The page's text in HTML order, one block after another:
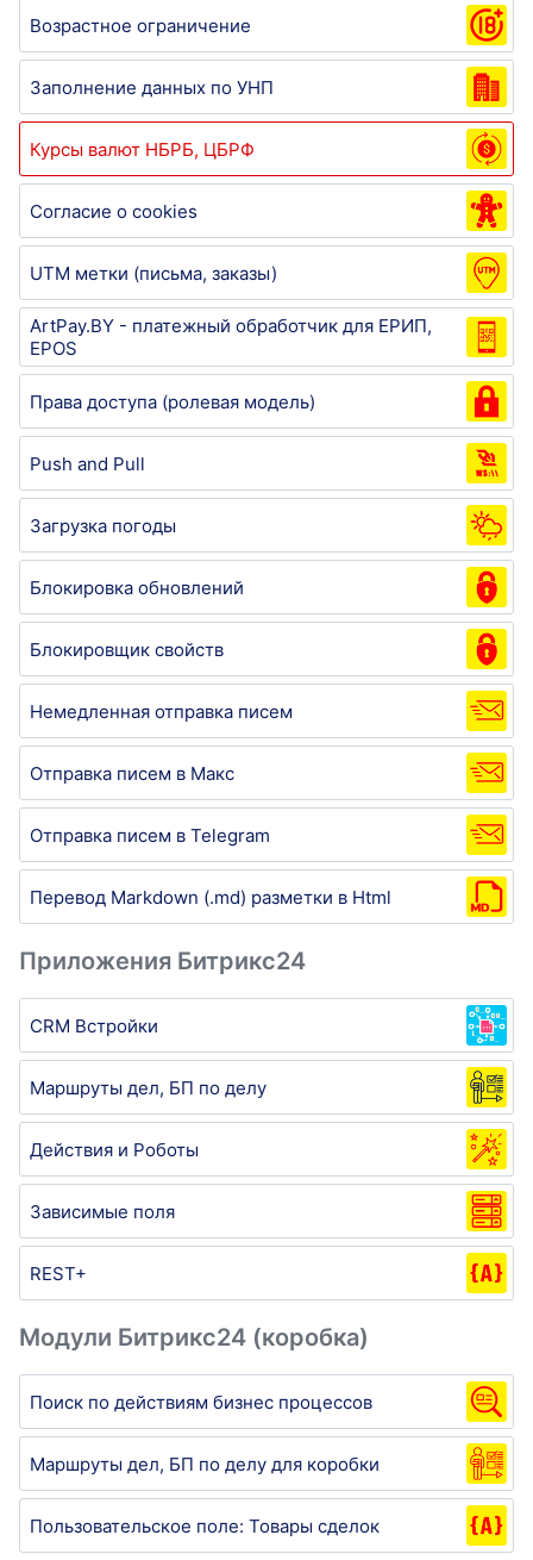
Возрастное ограничение
Заполнение данных по УНП
Курсы валют НБРБ, ЦБРФ
Согласие о cookies
UTM метки (письма, заказы)
ArtPay.BY - платежный обработчик для ЕРИП,
EPOS
Права доступа (ролевая модель)
Push and Pull
Загрузка погоды
Блокировка обновлений
Блокировщик свойств
Немедленная отправка писем
Отправка писем в Макс
Отправка писем в Telegram
Перевод Markdown (.md) разметки в Html
Приложения Битрикс24
CRM Встройки
Маршруты дел, БП по делу
Действия и Роботы
Зависимые поля
REST+
Модули Битрикс24 (коробка)
Поиск по действиям бизнес процессов
Маршруты дел, БП по делу для коробки
Пользовательское поле: Товары сделок